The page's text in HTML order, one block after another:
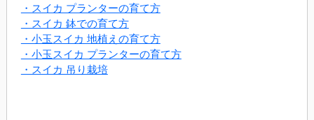
・スイカ プランターの育て方
・スイカ 鉢での育て方
・小玉スイカ 地植えの育て方
・小玉スイカ プランターの育て方
・スイカ 吊り栽培